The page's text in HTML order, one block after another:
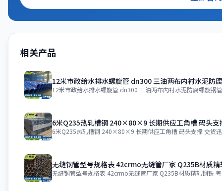
相关产品
12米市政给水排水螺旋管 dn300 三油两布内衬水泥防
12米市政给水排水螺旋管 dn300 三油两布内衬水泥防腐螺旋钢
6米Q235热轧槽钢 240×80×9 长期供应工角槽 码头支
6米Q235热轧槽钢 240×80×9 长期供应工角槽 码头支撑 交货
无缝钢管型号规格表 42crmo无缝管厂家 Q235B材质
无缝钢管型号规格表 42crmo无缝管厂家 Q235B材质精轧钢铁